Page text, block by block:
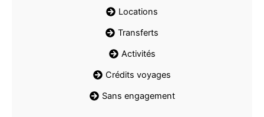
Locations
Transferts
Activités
Crédits voyages
Sans engagement